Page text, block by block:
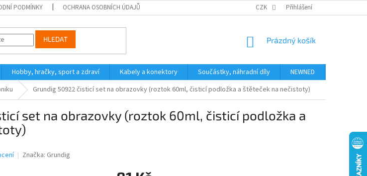
PODMÍNKY OCHRANA OSOBNÍCH ÚDAJŮ CZK Přihlášení
HLEDAT
NÁKUPNÍ
Prázdný košík
Hobby, hračky, sport a zdraví Kabely a konektory Součástky, náhradní díly NEWNED
Grundig 50922 čisticí set na obrazovky (roztok 60ml, čisticí podložka a štěteček na nečistoty)
set na obrazovky (roztok 60ml, čisticí podložka a
Značka: Grundig